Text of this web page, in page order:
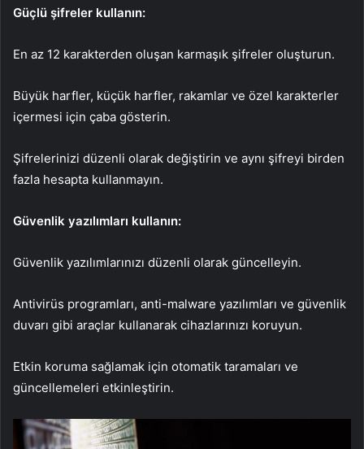
Güçlü şifreler kullanın:
En az 12 karakterden oluşan karmaşık şifreler oluşturun.
Büyük harfler, küçük harfler, rakamlar ve özel karakterler
içermesi için çaba gösterin.
Şifrelerinizi düzenli olarak değiştirin ve aynı şifreyi birden
fazla hesapta kullanmayın.
Güvenlik yazılımları kullanın:
Güvenlik yazılımlarınızı düzenli olarak güncelleyin.
Antivirüs programları, anti-malware yazılımları ve güvenlik
duvarı gibi araçlar kullanarak cihazlarınızı koruyun.
Etkin koruma sağlamak için otomatik taramaları ve
güncellemeleri etkinleştirin.